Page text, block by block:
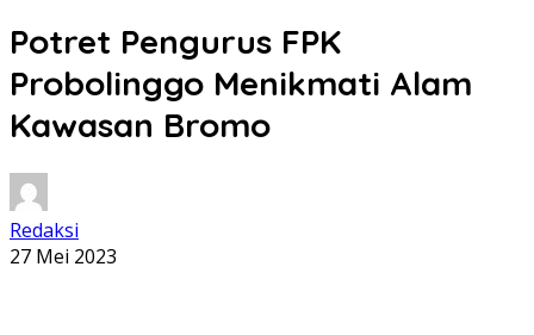
Potret Pengurus FPK
Probolinggo Menikmati Alam
Kawasan Bromo
Redaksi
27 Mei 2023